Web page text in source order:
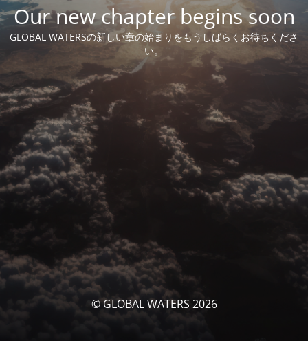
Our new chapter begins soon
GLOBAL WATERSの新しい章の始まりをもうしばらくお待ちくださ
い。
© GLOBAL WATERS 2026